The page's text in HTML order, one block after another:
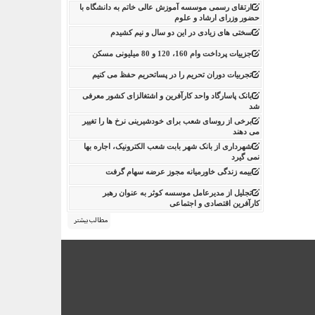
ارتقای رسمی موسسه آموزش عالی خاتم به دانشگاه با
حضور وزرای ارشاد و علوم
سختی های زیادی در این دو سال و نیم کشیدم
جزییات پرداخت وام 160، 120 و 80 میلیونی مسکن
تجربیات دوران تحریم را در پساتحریم حفظ می کنیم
بانک پاسارگاد واحد کارآفرین و اشتغالزای کشور معرفی
شد
برخی از روسای شعب برای خودشیرینی نرخ ها را تغییر
می دهند
شهرداری از بانک شهر بابت شعب الکترونیک، اجاره بها
نمی گیرد
بیمه زندگی خاورمیانه مجوز عرضه سهام گرفت
تجلیل از مدیرعامل موسسه کوثر به عنوان رهبر
کارآفرین اقتصادی و اجتماعی
مطالب بیشتر